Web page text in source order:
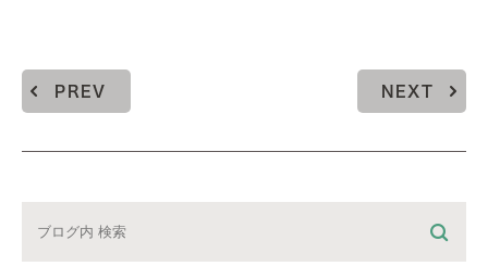
PREV NEXT